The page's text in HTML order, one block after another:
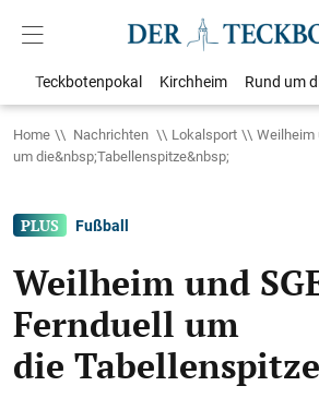
Teckbotenpokal Kirchheim Rund um
Home Nachrichten Lokalsport
Weilheim
um die&nbsp;Tabellenspitze&nbsp;
Fußball
Weilheim und
Fernduell um
die Tabellenspitze